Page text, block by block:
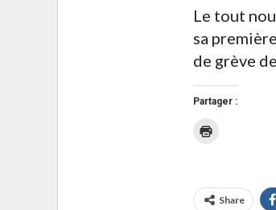
Le tout
sa
de grève
Partager :
fenêtre)
Share